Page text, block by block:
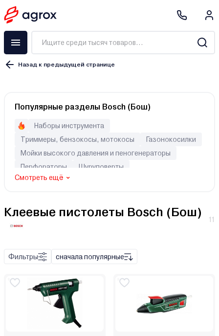
Назад к предыдущей странице
Популярные разделы Bosch (Бош)
Смотреть ещё
Наборы инструмента
Триммеры, бензокосы, мотокосы
Газонокосилки
Мойки высокого давления и пеногенераторы
Перфораторы
Шуруповерты
Автомобильные пылесосы
Клеевые пистолеты Bosch (Бош)
11
Фильтры сначала популярные